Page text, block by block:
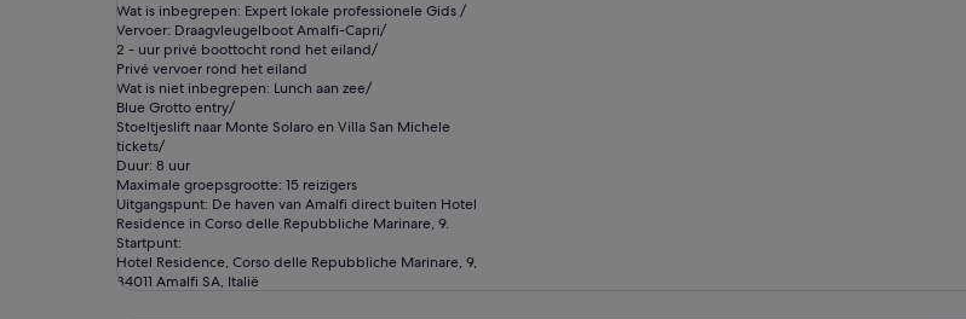
Wat is inbegrepen: Expert lokale professionele Gids /
Vervoer: Draagvleugelboot Amalfi-Capri/
2 - uur privé boottocht rond het eiland/
Privé vervoer rond het eiland
Wat is niet inbegrepen: Lunch aan zee/
Blue Grotto entry/
Stoeltjeslift naar Monte Solaro en Villa San Michele
tickets/
Duur: 8 uur
Maximale groepsgrootte: 15 reizigers
Uitgangspunt: De haven van Amalfi direct buiten Hotel
Residence in Corso delle Repubbliche Marinare, 9.
Startpunt:
Hotel Residence, Corso delle Repubbliche Marinare, 9,
84011 Amalfi SA, Italië